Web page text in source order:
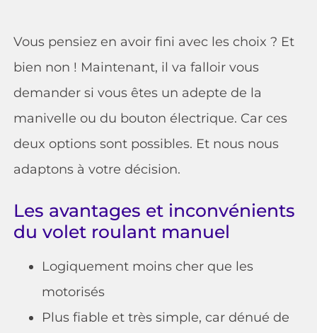
Vous pensiez en avoir fini avec les choix ? Et
bien non ! Maintenant, il va falloir vous
demander si vous êtes un adepte de la
manivelle ou du bouton électrique. Car ces
deux options sont possibles. Et nous nous
adaptons à votre décision.
Les avantages et inconvénients
du volet roulant manuel
Logiquement moins cher que les
motorisés
Plus fiable et très simple, car dénué de